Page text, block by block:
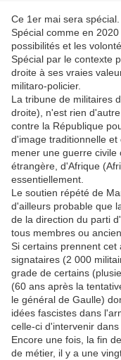
Ce 1er mai sera spécial.
Spécial comme en
possibilités et les
Spécial par le contexte
droite à ses vraies
militaro-policier.
La tribune de militaires
droite), n'est rien
contre la République
d'image traditionnelle
mener une guerre
étrangère, d'Afrique
essentiellement.
Le soutien répété de
d'ailleurs probable que
de la direction du parti
tous membres ou
Si certains prennent
signataires (2 000
grade de certains
(60 ans après la
le général de Gaulle)
idées fascistes dans
celle-ci d'intervenir
Encore une fois, la fin
de métier, il y a une